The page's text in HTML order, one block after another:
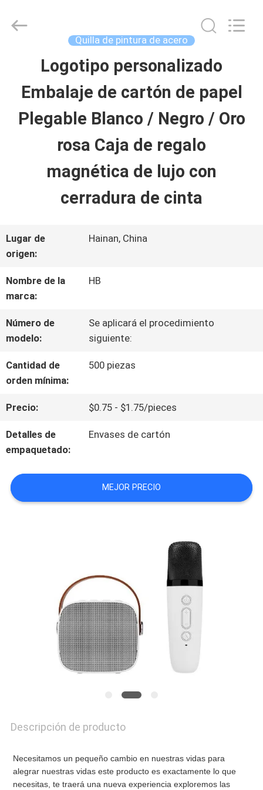
CASA
PRODUCTOS
ESPECTÁCULO
VR
SOBRE
NOSOTROS
RECORRIDO
POR
LA
FÁBRICA
CONTACTA
NOSOTROS
SOLICITAR
UNA
Quilla de pintura de acero
Logotipo personalizado
Embalaje de cartón de papel
Plegable Blanco / Negro / Oro
rosa Caja de regalo
magnética de lujo con
cerradura de cinta
Lugar de
origen:
Hainan, China
Nombre de la
marca:
HB
Número de
modelo:
Se aplicará el procedimiento
siguiente:
Cantidad de
orden mínima:
500 piezas
Precio: $0.75 - $1.75/pieces
Detalles de
empaquetado:
Envases de cartón
MEJOR PRECIO
Descripción de producto
Necesitamos un pequeño cambio en nuestras vidas para
alegrar nuestras vidas este producto es exactamente lo que
necesitas, te traerá una nueva experiencia exploremos las